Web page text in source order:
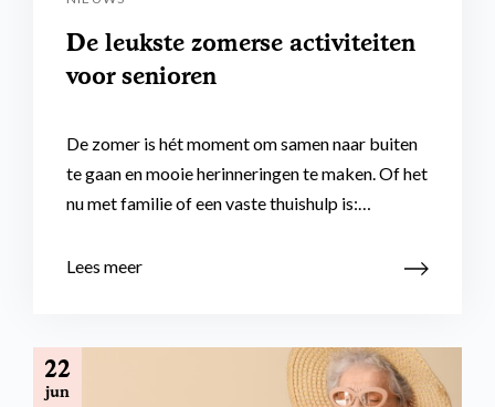
De leukste zomerse activiteiten
voor senioren
De zomer is hét moment om samen naar buiten
te gaan en mooie herinneringen te maken. Of het
nu met familie of een vaste thuishulp is:…
Lees meer
22
jun